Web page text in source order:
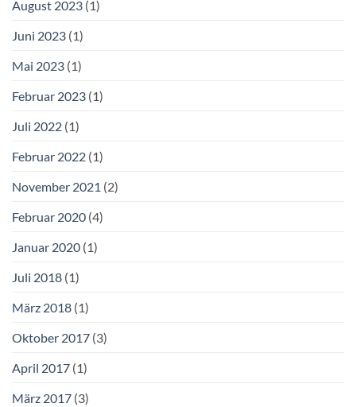
August 2023 (1)
Juni 2023 (1)
Mai 2023 (1)
Februar 2023 (1)
Juli 2022 (1)
Februar 2022 (1)
November 2021 (2)
Februar 2020 (4)
Januar 2020 (1)
Juli 2018 (1)
März 2018 (1)
Oktober 2017 (3)
April 2017 (1)
März 2017 (3)